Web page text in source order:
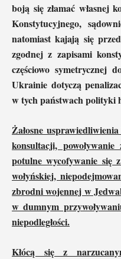
boją się złamać własnej
Konstytucyjnego,
natomiast kajają się
zgodnej z zapisami
częściowo
Ukrainie dotyczą
w tych państwach polityki
Żałosne
konsultacji,
potulne wycofywanie się
wołyńskiej,
zbrodni wojennej w
w dumnym
niepodległości.
Kłócą się z